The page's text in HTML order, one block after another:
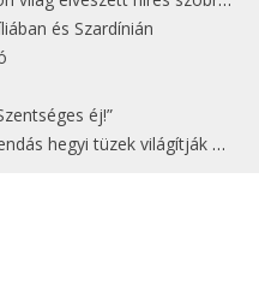
és Szardínián
éj!”
tüzek világítják meg Zugspitzét